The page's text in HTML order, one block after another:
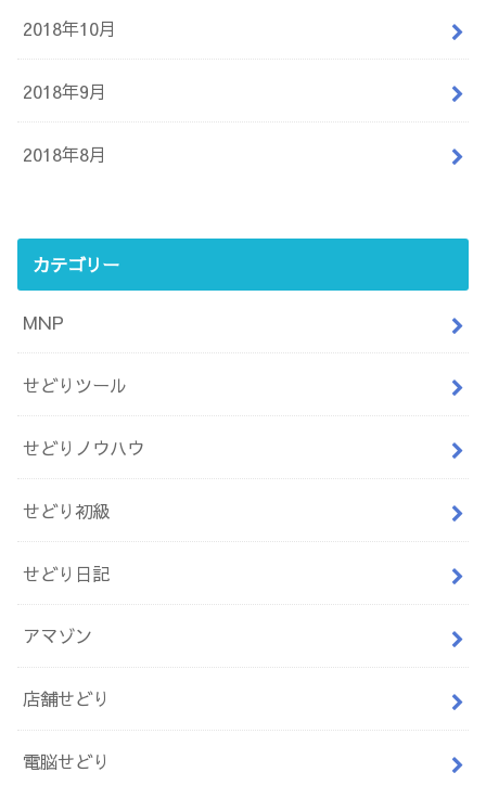
2018年10月
2018年9月
2018年8月
カテゴリー
MNP
せどりツール
せどりノウハウ
せどり初級
せどり日記
アマゾン
店舗せどり
電脳せどり